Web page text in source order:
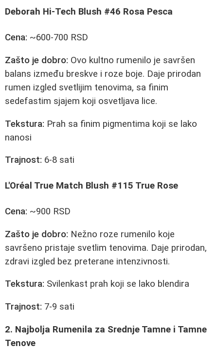
Deborah Hi-Tech Blush #46 Rosa Pesca
Cena: ~600-700 RSD
Zašto je dobro: Ovo kultno rumenilo je savršen
balans između breskve i roze boje. Daje prirodan
rumen izgled svetlijim tenovima, sa finim
sedefastim sjajem koji osvetljava lice.
Tekstura: Prah sa finim pigmentima koji se lako
nanosi
Trajnost: 6-8 sati
L'Oréal True Match Blush #115 True Rose
Cena: ~900 RSD
Zašto je dobro: Nežno roze rumenilo koje
savršeno pristaje svetlim tenovima. Daje prirodan,
zdravi izgled bez preterane intenzivnosti.
Tekstura: Svilenkast prah koji se lako blendira
Trajnost: 7-9 sati
2. Najbolja Rumenila za Srednje Tamne i Tamne
Tenove